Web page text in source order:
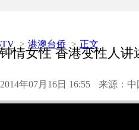
> 港澳台侨 > 正文
情女性 香港变性人讲
年07月16日 16:55 来源：中